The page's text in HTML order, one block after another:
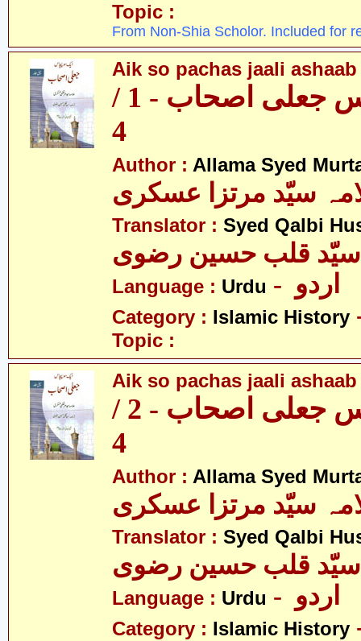
Topic :
From Non-Shia Scholor. Included for
Aik so pachas jaali ashaab
ایک سو پچاس جعلی اصحاب - 1 /
4
Author : Allama Syed
سیّد مرتزا عسکری
Translator : Syed Qalbi
Language : Urdu
Category : Islamic History
Topic :
Aik so pachas jaali ashaab
ایک سو پچاس جعلی اصحاب - 2 /
4
Author : Allama Syed
سیّد مرتزا عسکری
Translator : Syed Qalbi
Language : Urdu
Category : Islamic History